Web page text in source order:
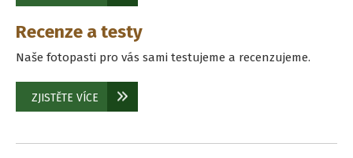
Recenze a testy
Naše fotopasti pro vás sami testujeme a recenzujeme.
ZJISTĚTE VÍCE